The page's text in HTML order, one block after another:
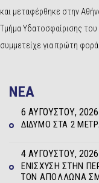
και μεταφέρθηκε στην
Τμήμα Υδατοσφαίρισης
συμμετείχε για πρώτη
NEA
ΔΊΔΥΜΟ ΣΤΑ 2
6 ΑΥΓΟΎΣΤΟΥ, 2026
ΕΝΊΣΧΥΣΗ ΣΤΗΝ
ΤΟΝ ΑΠΌΛΛΩΝΑ
4 ΑΥΓΟΎΣΤΟΥ, 2026